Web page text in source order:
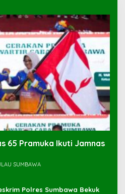
65 Pramuka Ikuti Jamnas
SUMBAWA
Polres Sumbawa Bekuk